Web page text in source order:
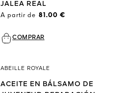
JALEA REAL
A partir de 81.00 €
COMPRAR
ABEILLE ROYALE
ACEITE EN BÁLSAMO DE